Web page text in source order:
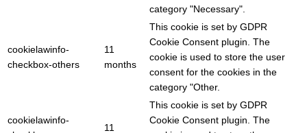
category "Necessary".
cookielawinfo-
checkbox-others
11
months
This cookie is set by GDPR
Cookie Consent plugin. The
cookie is used to store the user
consent for the cookies in the
category "Other.
cookielawinfo-
11
This cookie is set by GDPR
Cookie Consent plugin. The